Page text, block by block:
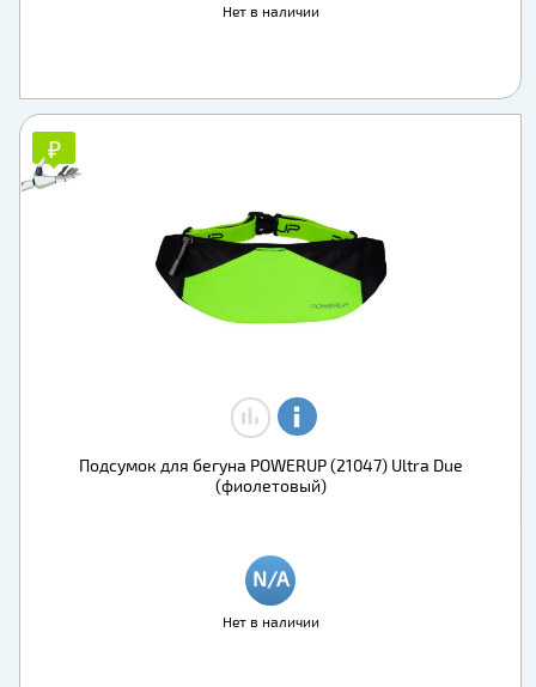
Нет в наличии
₽
₽
Подсумок для бегуна POWERUP (21047) Ultra Due
(фиолетовый)
Нет в наличии